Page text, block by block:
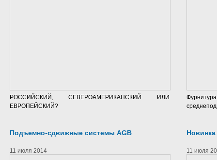
РОССИЙСКИЙ, СЕВЕРОАМЕРИКАНСКИЙ ИЛИ
ЕВРОПЕЙСКИЙ?
Подъемно-сдвижные системы AGB
11 июля 2014
Новинка
11 июля